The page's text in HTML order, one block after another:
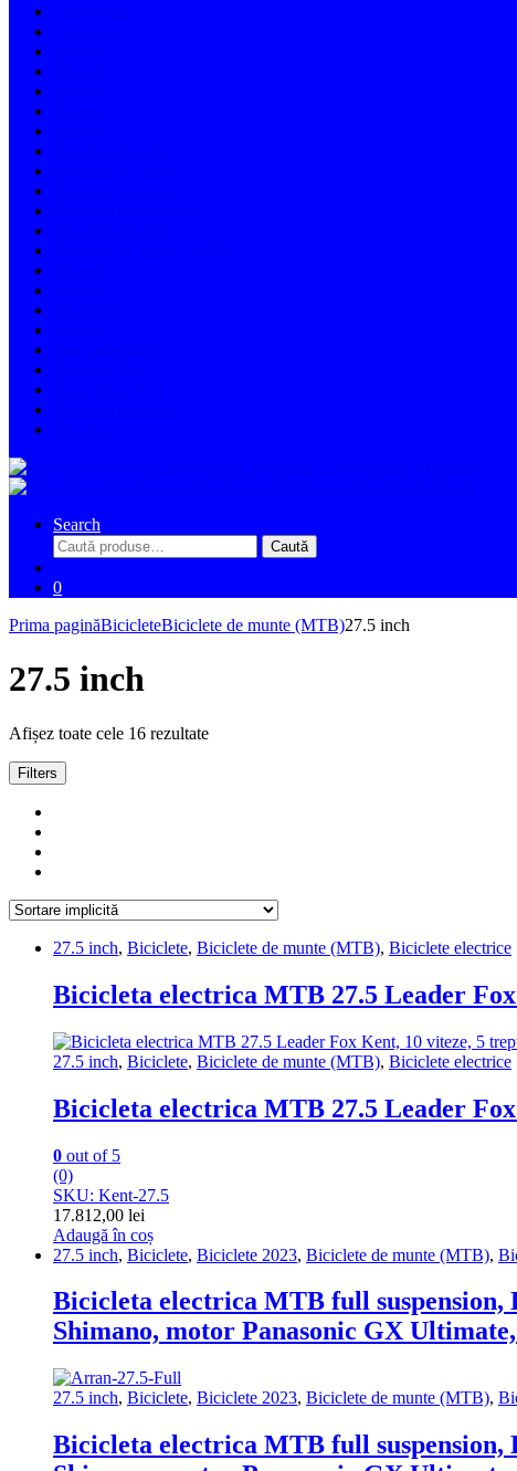
Search
Caută
după:
Caută
0
Prima paginăBicicleteBiciclete de munte (MTB)27.5 inch
27.5 inch
Afișez toate cele 16 rezultate
Filters
27.5 inch, Biciclete, Biciclete de munte (MTB), Biciclete electrice
Bicicleta electrica MTB 27.5 Leader
27.5 inch, Biciclete, Biciclete de munte (MTB), Biciclete electrice
Bicicleta electrica MTB 27.5 Leader
0 out of 5
(0)
SKU: Kent-27.5
17.812,00 lei
Adaugă în coș
27.5 inch, Biciclete, Biciclete 2023, Biciclete de munte (MTB),
Bicicleta electrica MTB full suspension,
Shimano, motor Panasonic GX
27.5 inch, Biciclete, Biciclete 2023, Biciclete de munte (MTB),
Bicicleta electrica MTB full suspension,